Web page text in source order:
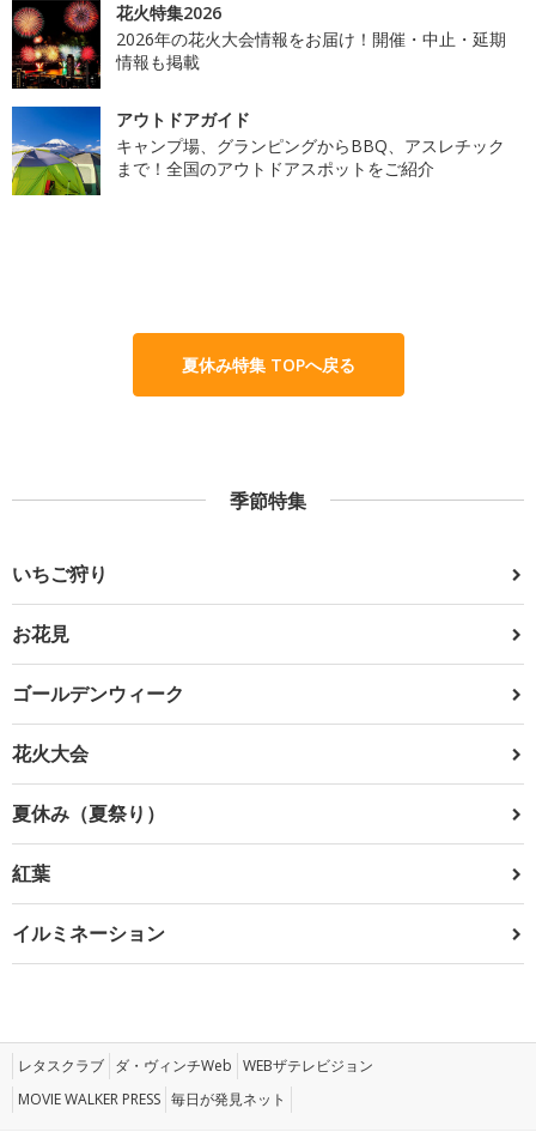
花火特集2026
2026年の花火大会情報をお届け！開催・中止・延期
情報も掲載
アウトドアガイド
キャンプ場、グランピングからBBQ、アスレチック
まで！全国のアウトドアスポットをご紹介
夏休み特集 TOPへ戻る
季節特集
いちご狩り
お花見
ゴールデンウィーク
花火大会
夏休み（夏祭り）
紅葉
イルミネーション
レタスクラブ ダ・ヴィンチWeb WEBザテレビジョン
MOVIE WALKER PRESS 毎日が発見ネット